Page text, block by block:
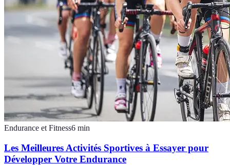
Endurance et Fitness6 min
Les Meilleures Activités Sportives à Essayer pour
Développer Votre Endurance